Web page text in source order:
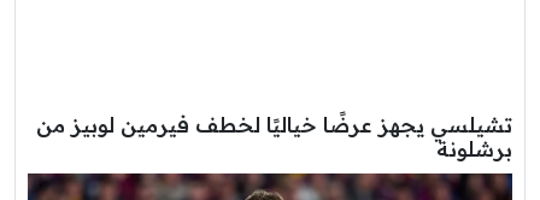
تشيلسي يجهز عرضًا خياليًا لخطف فيرمين لوبيز من
برشلونة